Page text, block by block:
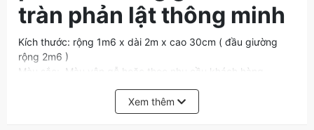
tràn phản lật thông minh
Kích thước: rộng 1m6 x dài 2m x cao 30cm ( đầu giường
rộng 2m6 )
Màu sắc: Màu vân gỗ hoặc theo nhu cầu khách hàng
Đặc điểm: Có 2 tab đầu giường, có hộc đựng đồ
Xem thêm